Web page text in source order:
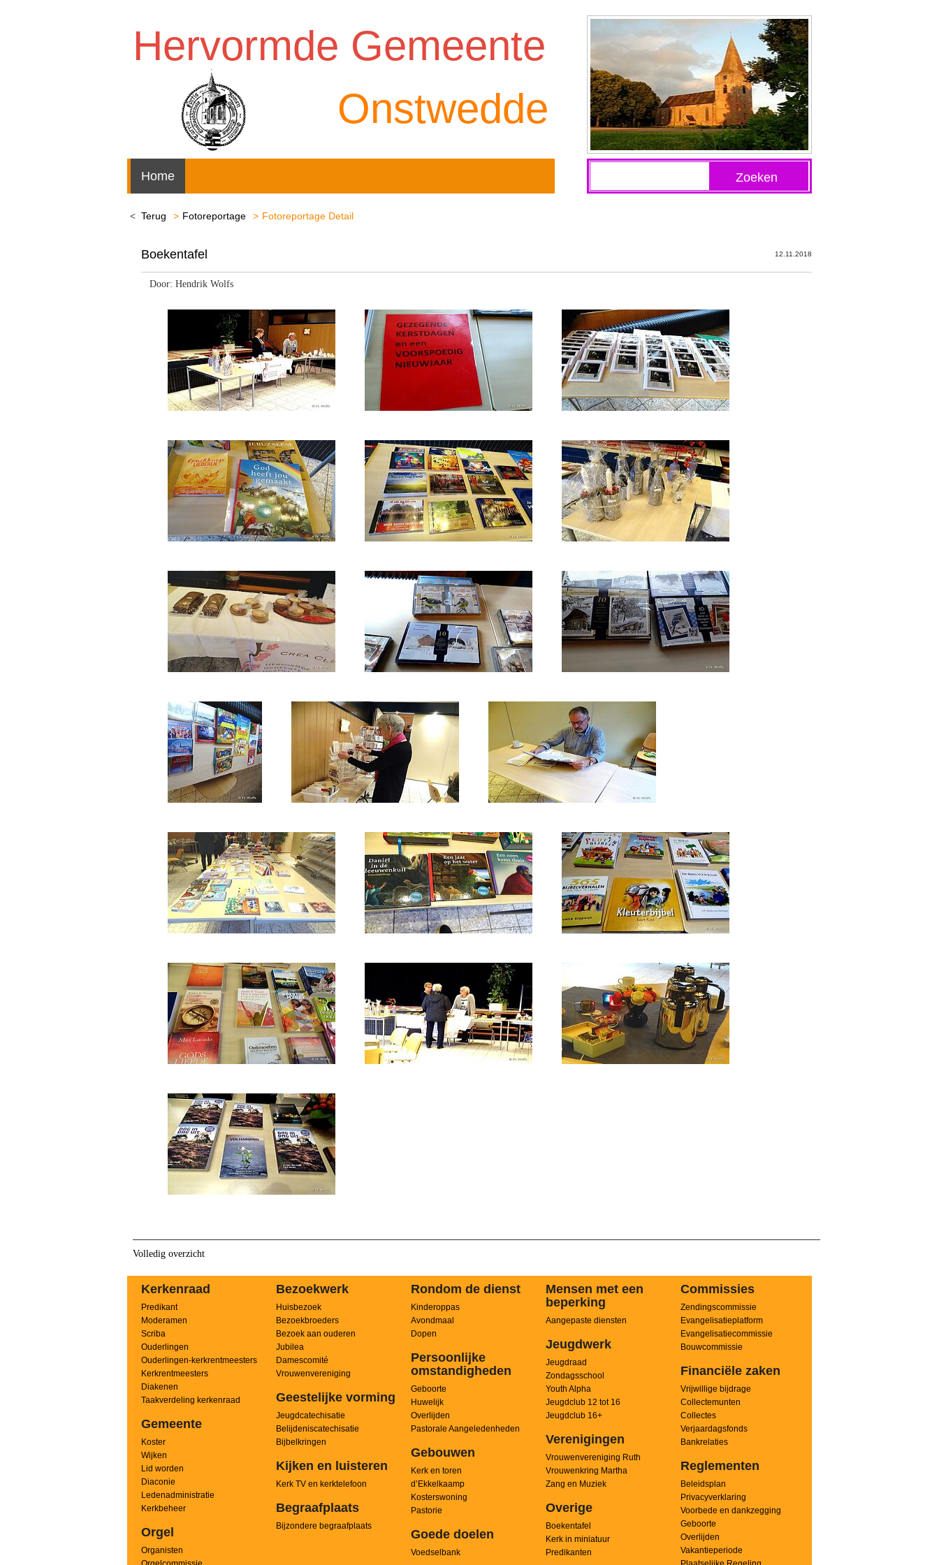
Hervormde Gemeente
Onstwedde
Zoeken
Home
Terug Fotoreportage Fotoreportage Detail
12.11.2018
Boekentafel
Door: Hendrik Wolfs
Volledig overzicht
Kerkenraad
Predikant
Moderamen
Scriba
Ouderlingen
Ouderlingen-kerkrentmeesters
Kerkrentmeesters
Diakenen
Taakverdeling kerkenraad
Gemeente
Koster
Wijken
Lid worden
Diaconie
Ledenadministratie
Kerkbeheer
Orgel
Organisten
Bezoekwerk
Huisbezoek
Bezoekbroeders
Bezoek aan ouderen
Jubilea
Damescomité
Vrouwenvereniging
Geestelijke vorming
Jeugdcatechisatie
Belijdeniscatechisatie
Bijbelkringen
Kijken en luisteren
Kerk TV en kerktelefoon
Begraafplaats
Bijzondere begraafplaats
Rondom de dienst
Kinderoppas
Avondmaal
Dopen
Persoonlijke
omstandigheden
Geboorte
Huwelijk
Overlijden
Pastorale Aangeledenheden
Gebouwen
Kerk en toren
d’Ekkelkaamp
Kosterswoning
Pastorie
Goede doelen
Voedselbank
Mensen met een
beperking
Aangepaste diensten
Jeugdwerk
Jeugdraad
Zondagsschool
Youth Alpha
Jeugdclub 12 tot 16
Jeugdclub 16+
Verenigingen
Vrouwenvereniging Ruth
Vrouwenkring Martha
Zang en Muziek
Overige
Boekentafel
Kerk in miniatuur
Predikanten
Commissies
Zendingscommissie
Evangelisatieplatform
Evangelisatiecommissie
Bouwcommissie
Financiële zaken
Vrijwillige bijdrage
Collectemunten
Collectes
Verjaardagsfonds
Bankrelaties
Reglementen
Beleidsplan
Privacyverklaring
Voorbede en dankzegging
Geboorte
Overlijden
Vakantieperiode